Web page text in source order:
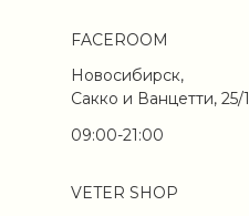
FACEROOM
Новосибирск,
Сакко и Ванцетти, 25/1
09:00-21:00
VETER SHOP